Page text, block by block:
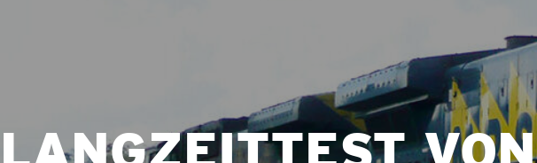
LANGZEITTEST VON